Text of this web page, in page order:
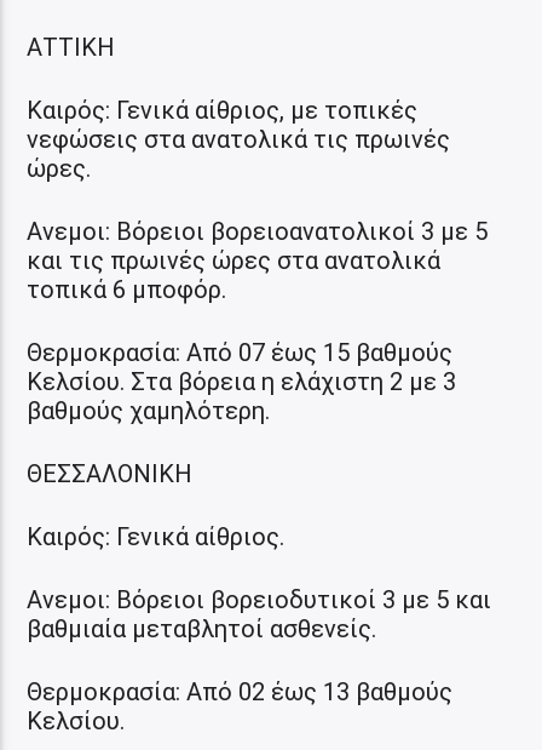
ΑΤΤΙΚΗ
Καιρός: Γενικά αίθριος, με τοπικές
νεφώσεις στα ανατολικά τις πρωινές
ώρες.
Ανεμοι: Βόρειοι βορειοανατολικοί 3 με 5
και τις πρωινές ώρες στα ανατολικά
τοπικά 6 μποφόρ.
Θερμοκρασία: Από 07 έως 15 βαθμούς
Κελσίου. Στα βόρεια η ελάχιστη 2 με 3
βαθμούς χαμηλότερη.
ΘΕΣΣΑΛΟΝΙΚΗ
Καιρός: Γενικά αίθριος.
Ανεμοι: Βόρειοι βορειοδυτικοί 3 με 5 και
βαθμιαία μεταβλητοί ασθενείς.
Θερμοκρασία: Από 02 έως 13 βαθμούς
Κελσίου.